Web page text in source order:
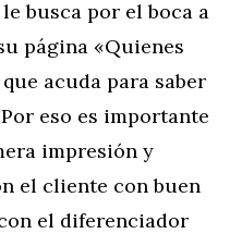
busca por el boca a
página «Quienes
acuda para saber
eso es importante
impresión y
el cliente con buen
el diferenciador